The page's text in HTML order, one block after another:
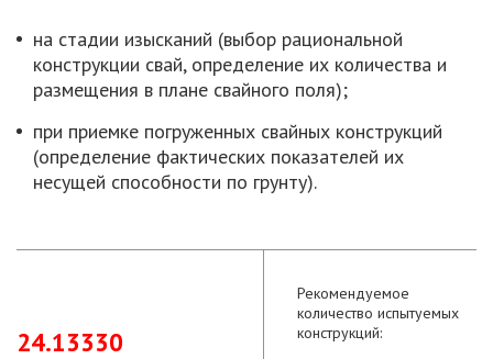
на стадии изысканий (выбор рациональной
конструкции свай, определение их количества и
размещения в плане свайного поля);
при приемке погруженных свайных конструкций
(определение фактических показателей их
несущей способности по грунту).
24.13330
Рекомендуемое
количество испытуемых
конструкций: